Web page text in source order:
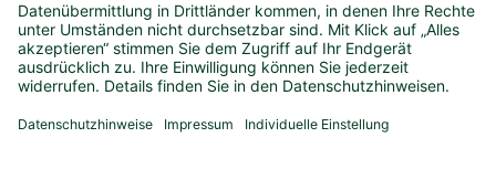
KONTAKT
IMPRESSUM
DATENSCHUTZ
BARRIEREFREIHEIT